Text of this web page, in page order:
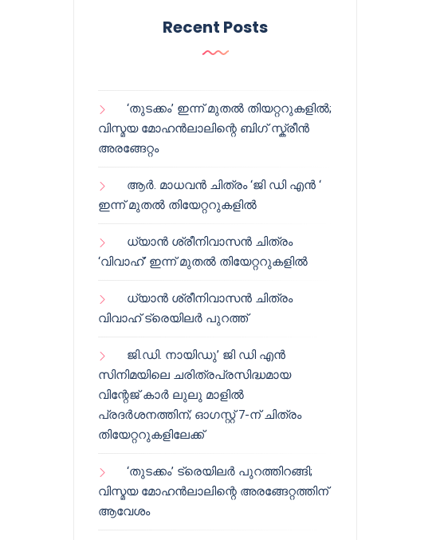
Recent Posts
‘തുടക്കം’ ഇന്ന് മുതൽ തിയറ്ററുകളിൽ;
വിസ്മയ മോഹൻലാലിന്റെ ബിഗ് സ്ക്രീൻ
അരങ്ങേറ്റം
ആർ. മാധവൻ ചിത്രം ‘ജി ഡി എൻ ‘
ഇന്ന് മുതൽ തിയേറ്ററുകളിൽ
ധ്യാൻ ശ്രീനിവാസൻ ചിത്രം
‘വിവാഹ്’ ഇന്ന് മുതൽ തിയേറ്ററുകളിൽ
ധ്യാൻ ശ്രീനിവാസൻ ചിത്രം
വിവാഹ് ട്രെയിലർ പുറത്ത്
ജി.ഡി. നായിഡു’ ജി ഡി എൻ
സിനിമയിലെ ചരിത്രപ്രസിദ്ധമായ
വിന്റേജ് കാർ ലുലു മാളിൽ
പ്രദർശനത്തിന്; ഓഗസ്റ്റ് 7-ന് ചിത്രം
തിയേറ്ററുകളിലേക്ക്
‘തുടക്കം’ ട്രെയിലർ പുറത്തിറങ്ങി;
വിസ്മയ മോഹൻലാലിന്റെ അരങ്ങേറ്റത്തിന്
ആവേശം